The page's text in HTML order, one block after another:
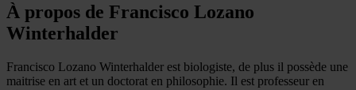
À propos de Francisco Lozano
Winterhalder
Francisco Lozano Winterhalder est biologiste, de plus il possède une
maitrise en art et un doctorat en philosophie. Il est professeur en